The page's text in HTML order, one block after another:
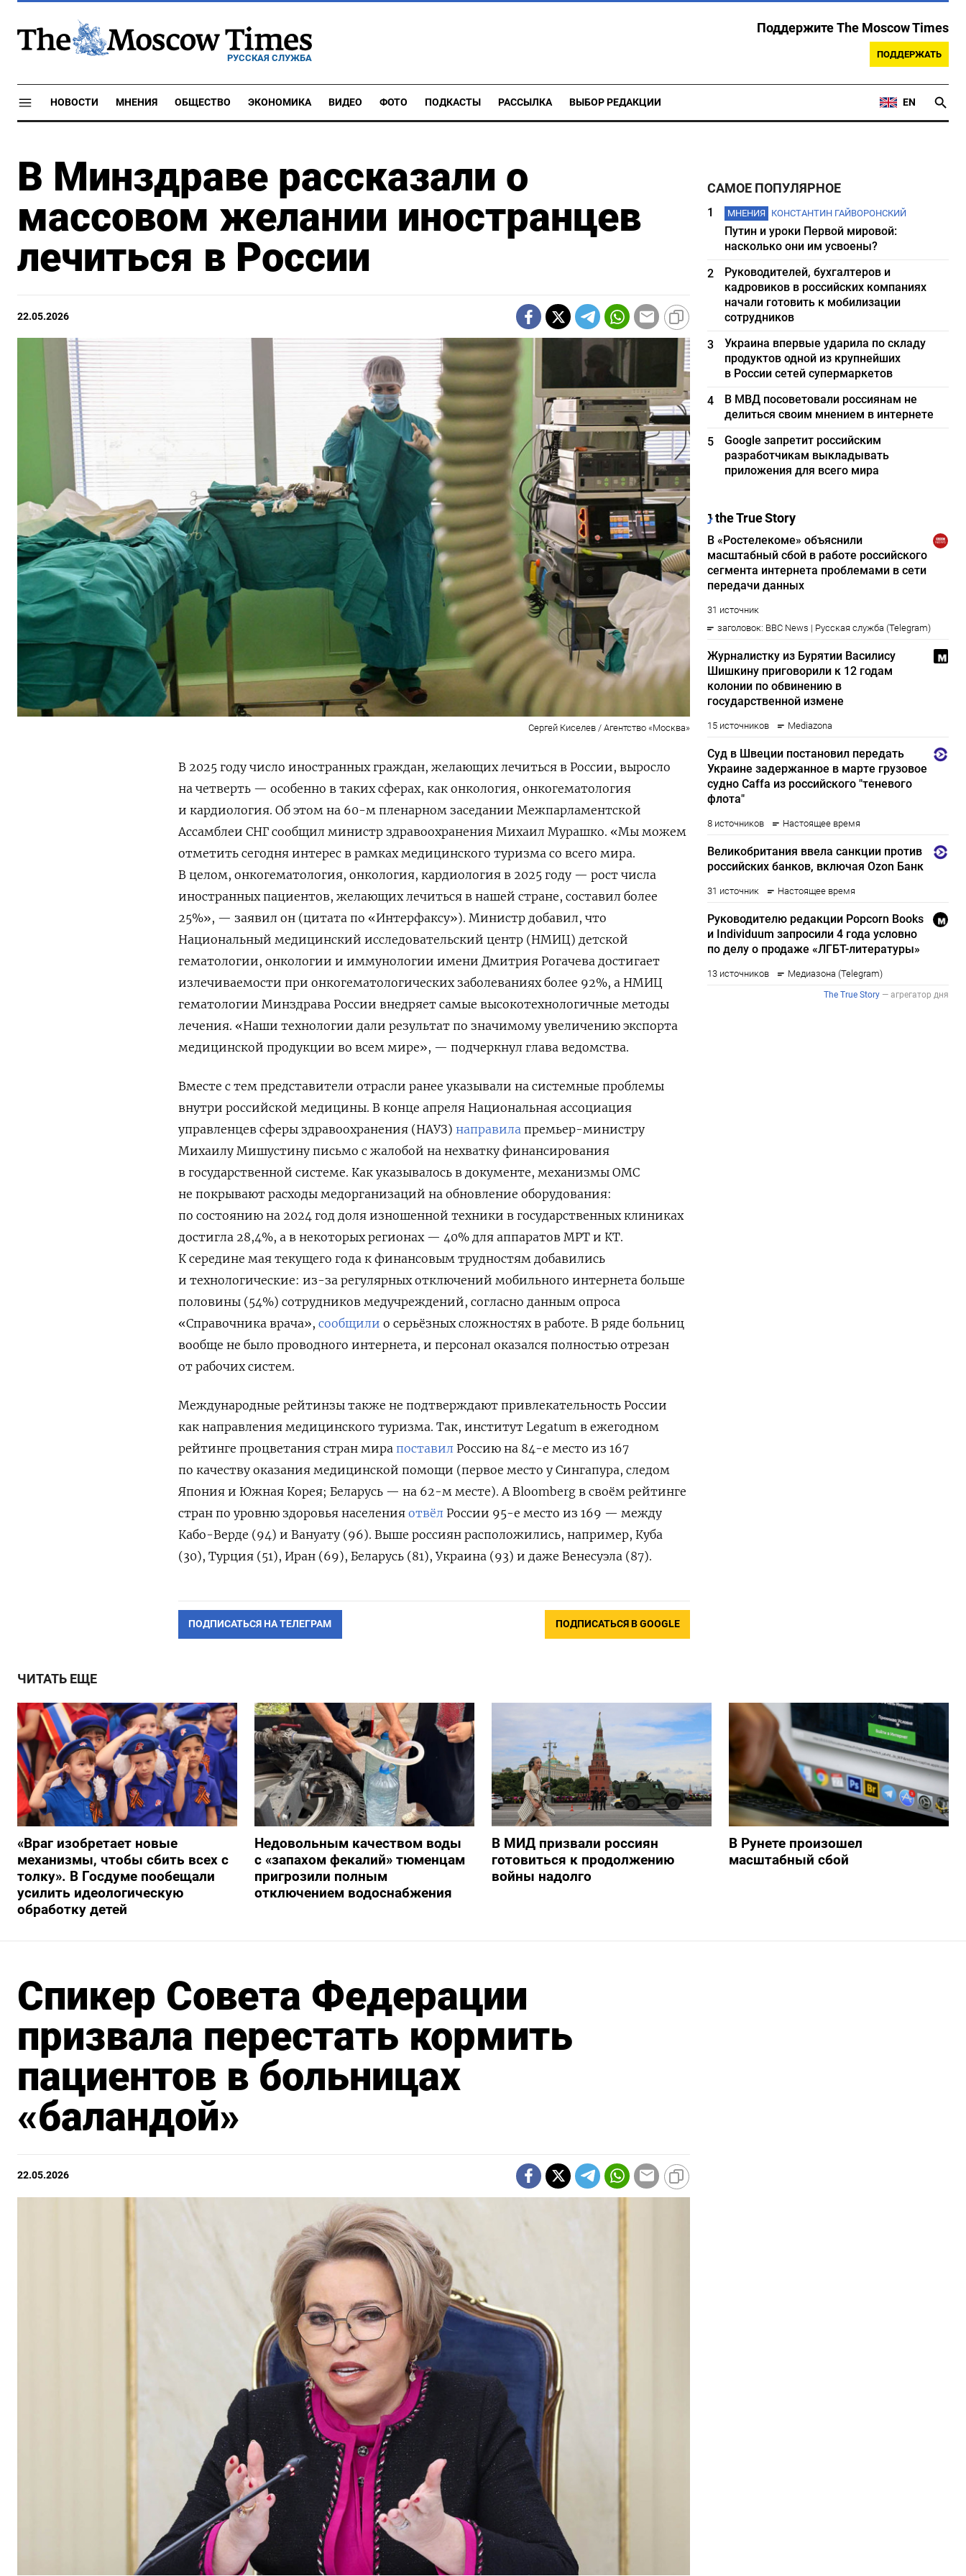
РУССКАЯ СЛУЖБА
Поддержите The Moscow Times
ПОДДЕРЖАТЬ
НОВОСТИ МНЕНИЯ ОБЩЕСТВО ЭКОНОМИКА ВИДЕО ФОТО ПОДКАСТЫ РАССЫЛКА ВЫБОР РЕДАКЦИИ EN
В Минздраве рассказали о
массовом желании иностранцев
лечиться в России
22.05.2026
Сергей Киселев / Агентство «Москва»
В 2025 году число иностранных граждан, желающих лечиться в России, выросло
на четверть — особенно в таких сферах, как онкология, онкогематология
и кардиология. Об этом на 60-м пленарном заседании Межпарламентской
Ассамблеи СНГ сообщил министр здравоохранения Михаил Мурашко. «Мы можем
отметить сегодня интерес в рамках медицинского туризма со всего мира.
В целом, онкогематология, онкология, кардиология в 2025 году — рост числа
иностранных пациентов, желающих лечиться в нашей стране, составил более
25%», — заявил он (цитата по «Интерфаксу»). Министр добавил, что
Национальный медицинский исследовательский центр (НМИЦ) детской
гематологии, онкологии и иммунологии имени Дмитрия Рогачева достигает
излечиваемости при онкогематологических заболеваниях более 92%, а НМИЦ
гематологии Минздрава России внедряет самые высокотехнологичные методы
лечения. «Наши технологии дали результат по значимому увеличению экспорта
медицинской продукции во всем мире», — подчеркнул глава ведомства.
Вместе с тем представители отрасли ранее указывали на системные проблемы
внутри российской медицины. В конце апреля Национальная ассоциация
управленцев сферы здравоохранения (НАУЗ) направила премьер-министру
Михаилу Мишустину письмо с жалобой на нехватку финансирования
в государственной системе. Как указывалось в документе, механизмы ОМС
не покрывают расходы медорганизаций на обновление оборудования:
по состоянию на 2024 год доля изношенной техники в государственных клиниках
достигла 28,4%, а в некоторых регионах — 40% для аппаратов МРТ и КТ.
К середине мая текущего года к финансовым трудностям добавились
и технологические: из-за регулярных отключений мобильного интернета больше
половины (54%) сотрудников медучреждений, согласно данным опроса
«Справочника врача», сообщили о серьёзных сложностях в работе. В ряде больниц
вообще не было проводного интернета, и персонал оказался полностью отрезан
от рабочих систем.
Международные рейтинзы также не подтверждают привлекательность России
как направления медицинского туризма. Так, институт Legatum в ежегодном
рейтинге процветания стран мира поставил Россию на 84-е место из 167
по качеству оказания медицинской помощи (первое место у Сингапура, следом
Япония и Южная Корея; Беларусь — на 62-м месте). А Bloomberg в своём рейтинге
стран по уровню здоровья населения отвёл России 95-е место из 169 — между
Кабо-Верде (94) и Вануату (96). Выше россиян расположились, например, Куба
(30), Турция (51), Иран (69), Беларусь (81), Украина (93) и даже Венесуэла (87).
ПОДПИСАТЬСЯ НА ТЕЛЕГРАМ ПОДПИСАТЬСЯ В GOOGLE
САМОЕ ПОПУЛЯРНОЕ
1 МНЕНИЯ КОНСТАНТИН ГАЙВОРОНСКИЙ
Путин и уроки Первой мировой:
насколько они им усвоены?
2
Руководителей, бухгалтеров и
кадровиков в российских компаниях
начали готовить к мобилизации
сотрудников
3
Украина впервые ударила по складу
продуктов одной из крупнейших
в России сетей супермаркетов
4
В МВД посоветовали россиянам не
делиться своим мнением в интернете
5
Google запретит российским
разработчикам выкладывать
приложения для всего мира
ЧИТАТЬ ЕЩЕ
«Враг изобретает новые
механизмы, чтобы сбить всех с
толку». В Госдуме пообещали
усилить идеологическую
обработку детей
Недовольным качеством воды
с «запахом фекалий» тюменцам
пригрозили полным
отключением водоснабжения
В МИД призвали россиян
готовиться к продолжению
войны надолго
В Рунете произошел
масштабный сбой
Спикер Совета Федерации
призвала перестать кормить
пациентов в больницах
«баландой»
22.05.2026